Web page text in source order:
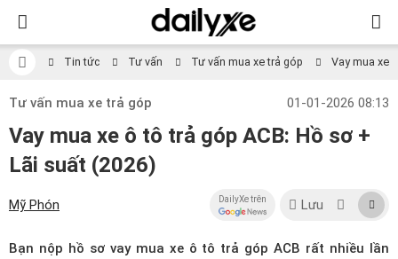
Tin tức Tư vấn Tư vấn mua xe trả góp Vay mua xe
Tư vấn mua xe trả góp 01-01-2026 08:13
Vay mua xe ô tô trả góp ACB: Hồ sơ +
Lãi suất (2026)
Mỹ Phón DailyXe trên Lưu
Bạn nộp hồ sơ vay mua xe ô tô trả góp ACB rất nhiều lần